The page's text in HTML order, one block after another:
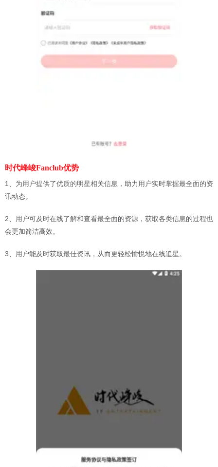
时代峰峻Fanclub优势
1、为用户提供了优质的明星相关信息，助力用户实时掌握最全面的资
讯动态。
2、用户可及时在线了解和查看最全面的资源，获取各类信息的过程也
会更加简洁高效。
3、用户能及时获取最佳资讯，从而更轻松愉悦地在线追星。